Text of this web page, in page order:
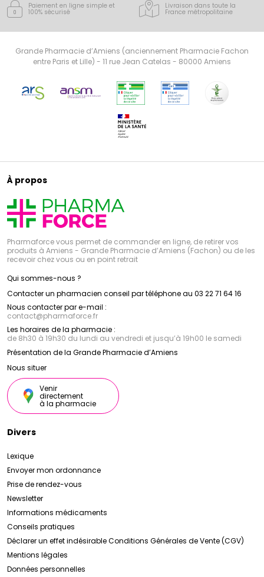
Paiement en ligne simple et
100% sécurisé
Livraison dans toute la
France métropolitaine
Grande Pharmacie d’Amiens (anciennement Pharmacie Fachon
entre Paris et Lille) - 11 rue Jean Catelas - 80000 Amiens
À propos
Pharmaforce vous permet de commander en ligne, de retirer vos
produits à Amiens - Grande Pharmacie d’Amiens (Fachon) ou de les
recevoir chez vous ou en point retrait
Qui sommes-nous ?
Contacter un pharmacien conseil par téléphone au 03 22 71 64 16
Nous contacter par e-mail :
contact@pharmaforce.fr
Les horaires de la pharmacie :
de 8h30 à 19h30 du lundi au vendredi et jusqu’à 19h00 le samedi
Présentation de la Grande Pharmacie d’Amiens
Nous situer
Venir
directement
à la pharmacie
Divers
Lexique
Envoyer mon ordonnance
Prise de rendez-vous
Newsletter
Informations médicaments
Conseils pratiques
Déclarer un effet indésirableConditions Générales de Vente (CGV)
Mentions légales
Données personnelles